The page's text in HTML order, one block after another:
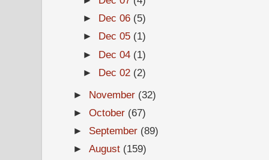
► Dec 06 (5)
► Dec 05 (1)
► Dec 04 (1)
► Dec 02 (2)
► November (32)
►October (67)
► September (89)
►August (159)